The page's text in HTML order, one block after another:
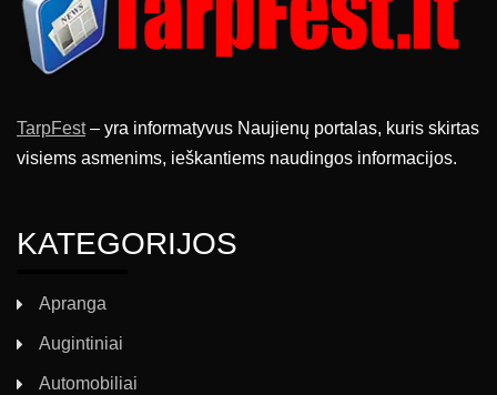
TarpFest– yra informatyvus Naujienų portalas, kuris skirtas
visiems asmenims, ieškantiems naudingos informacijos.
KATEGORIJOS
Apranga
Augintiniai
Automobiliai